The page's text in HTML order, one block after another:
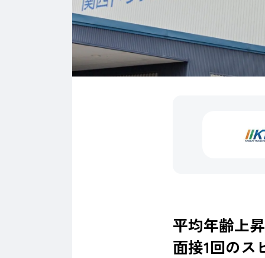
平均年齢上
面接1回のス